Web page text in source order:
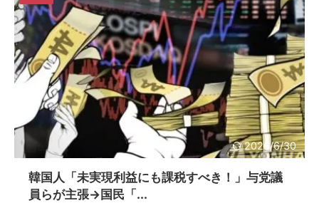
2026/6/30
韓国人「未実現利益にも課税すべき！」与党議
員らが主張→国民「...